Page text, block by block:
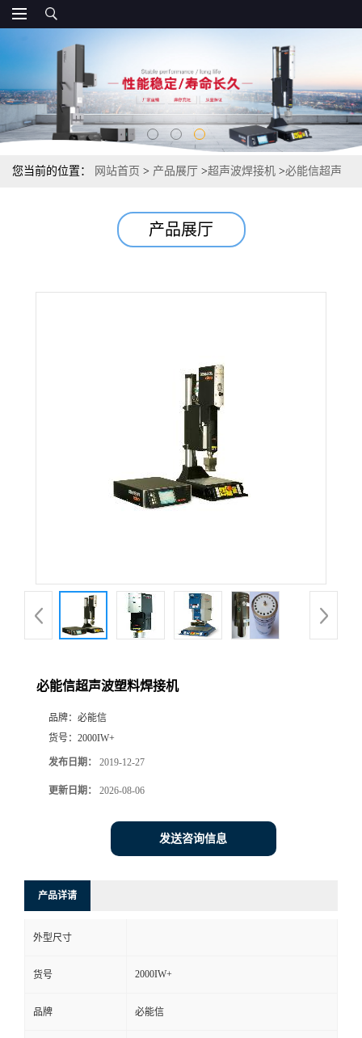
您当前的位置： 网站首页 > 产品展厅 >超声波焊接机 >必能信超声
产品展厅
必能信超声波塑料焊接机
品牌： 必能信
货号： 2000IW+
发布日期： 2019-12-27
更新日期： 2026-08-06
发送咨询信息
产品详请
外型尺寸
货号 2000IW+
品牌 必能信